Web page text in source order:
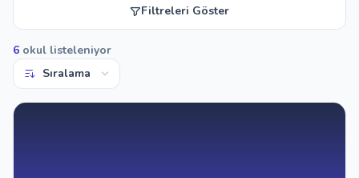
Duyurular
Filtreleri Göster
6 okul listeleniyor